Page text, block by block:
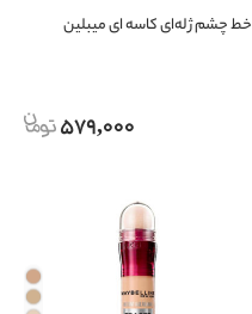
خط چشم ژله‌ای کاسه ای میبلین
579,000